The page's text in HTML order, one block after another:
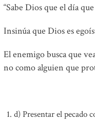
“Sabe Dios que el día
Insinúa que Dios es
El enemigo busca que
no como alguien que
d) Presentar el pecado